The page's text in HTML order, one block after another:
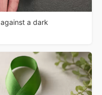
a dark